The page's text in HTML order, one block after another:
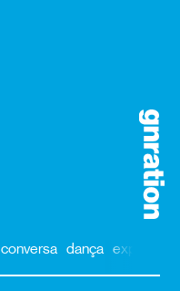
conversa dança exposição